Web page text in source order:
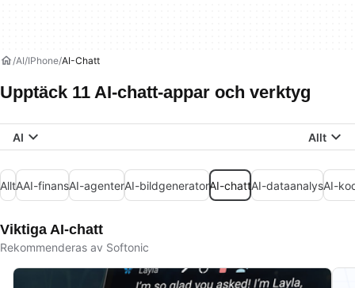
AI IPhone AI-Chatt
Upptäck 11 AI-chatt-appar och verktyg
AI Allt
AlltAAI-finansAI-agenterAI-bildgeneratorAI-chattAI-dataanalysAI-
Viktiga AI-chatt
Rekommenderas av Softonic